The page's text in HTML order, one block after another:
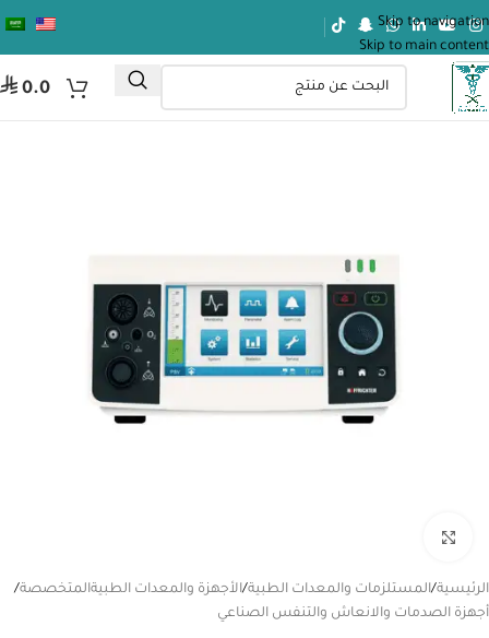
Skip to navigation
Skip to main content
⃁ 0.0
الرئيسية/المستلزمات والمعدات الطبية/الأجهزة والمعدات الطبيةالمتخصصة/
أجهزة الصدمات والانعاش والتنفس الصناعي